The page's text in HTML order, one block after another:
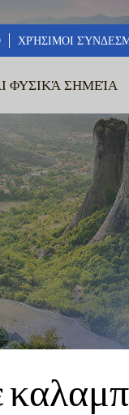
ΧΡΉΣΙΜΟΙ
ΦΥΣΙΚΆ ΣΗΜΕΊΑ